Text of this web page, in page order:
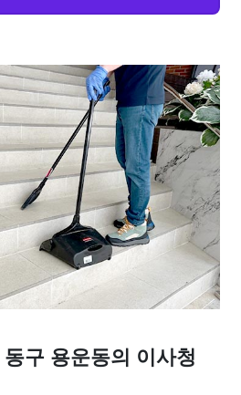
구 용운동의 이사청